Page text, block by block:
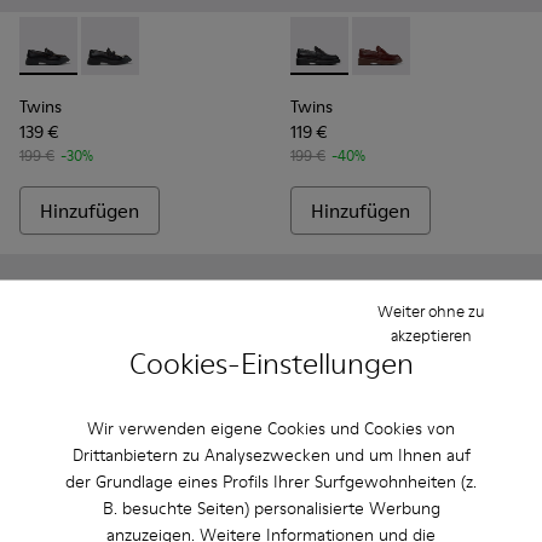
Cookies-Einstellungen
Wir verwenden eigene Cookies und Cookies von
Drittanbietern zu Analysezwecken und um Ihnen auf
der Grundlage eines Profils Ihrer Surfgewohnheiten (z.
B. besuchte Seiten) personalisierte Werbung
anzuzeigen. Weitere Informationen und die
Weiter ohne zu
akzeptieren
Twins - K201939-001 - Schwarze Leder-Mokassins Für
Twins - K201939-002 - Schwarze Ledermokassins
Twins
139 €
199 € -30%
Hinzufügen
Twins - K201873-001 -
Twins - K201873-
Twins
119 €
199 € -40%
Hinzufügen